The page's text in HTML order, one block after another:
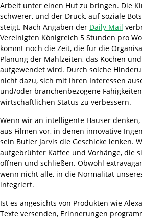
Arbeit unter einen Hut zu bringen. Die
schwerer, und der Druck, auf soziale
steigt. Nach Angaben der Daily Mail
Vereinigten Königreich 5 Stunden pro
kommt noch die Zeit, die für die
Planung der Mahlzeiten, das Kochen
aufgewendet wird. Durch solche
nicht dazu, sich mit ihren Interessen
und/oder branchenbezogene
wirtschaftlichen Status zu verbessern.
Wenn wir an intelligente Häuser
aus Filmen vor, in denen innovative
sein Butler Jarvis die Geschicke lenken.
aufgebrühter Kaffee und Vorhänge, die
öffnen und schließen. Obwohl
wenn nicht alle, in die Normalität
integriert.
Ist es angesichts von Produkten wie
Texte versenden, Erinnerungen